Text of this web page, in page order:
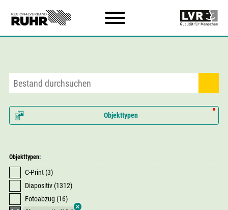
Objekttypen
Objekttypen:
C-Print (3)
Diapositiv (1312)
Fotoabzug (16)